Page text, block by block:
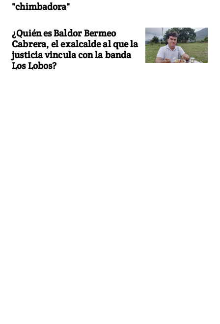
"chimbadora"
¿Quién es Baldor Bermeo
Cabrera, el exalcalde al que la
justicia vincula con la banda
Los Lobos?